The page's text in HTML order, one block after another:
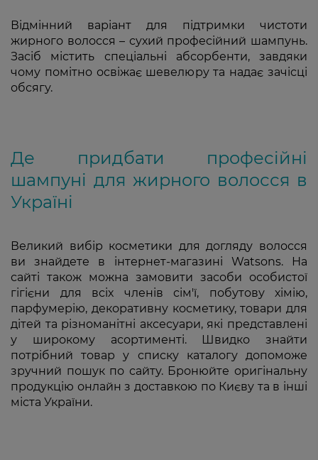
Відмінний варіант для підтримки чистоти
жирного волосся – сухий професійний шампунь.
Засіб містить спеціальні абсорбенти, завдяки
чому помітно освіжає шевелюру та надає зачісці
обсягу.
Де придбати професійні
шампуні для жирного волосся в
Україні
Великий вибір косметики для догляду волосся
ви знайдете в інтернет-магазині Watsons. На
сайті також можна замовити засоби особистої
гігієни для всіх членів сім'ї, побутову хімію,
парфумерію, декоративну косметику, товари для
дітей та різноманітні аксесуари, які представлені
у широкому асортименті. Швидко знайти
потрібний товар у списку каталогу допоможе
зручний пошук по сайту. Бронюйте оригінальну
продукцію онлайн з доставкою по Києву та в інші
міста України.